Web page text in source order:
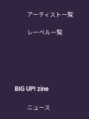
アーティスト一覧
レーベル一覧
BIG UP! zine
ニュース